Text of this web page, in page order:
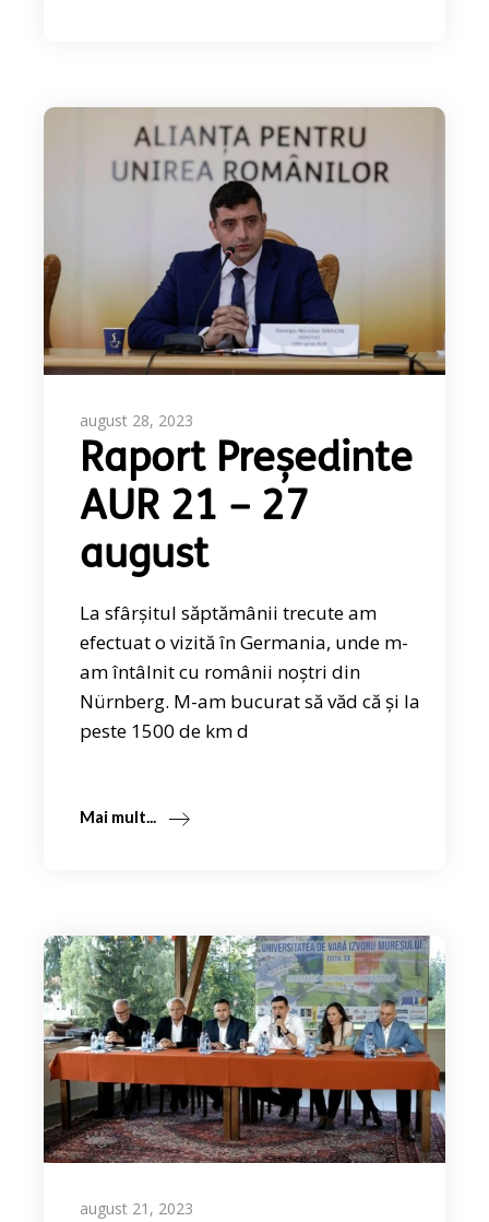
august 28, 2023
Raport Președinte
AUR 21 – 27
august
La sfârșitul săptămânii trecute am
efectuat o vizită în Germania, unde m-
am întâlnit cu românii noștri din
Nürnberg. M-am bucurat să văd că și la
peste 1500 de km d
Mai mult...
august 21, 2023